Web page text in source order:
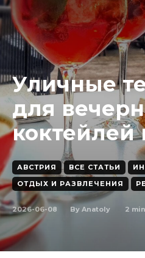
Уличные
для
коктейлей
АВСТРИЯ ВСЕ СТАТЬИ
ОТДЫХ И РАЗВЛЕЧЕНИЯ
2026-06-08 By Anatoly 2